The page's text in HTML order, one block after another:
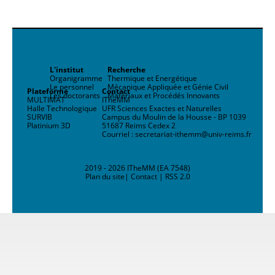
L'institut
Organigramme
Le personnel
Les doctorants
Recherche
Thermique et Energétique
Mécanique Appliquée et Génie Civil
Matériaux et Procédés Innovants
Plateforme
MULTIMAT
Halle Technologique
SURVIB
Platinium 3D
Contact
ITheMM
UFR Sciences Exactes et Naturelles
Campus du Moulin de la Housse - BP 1039
51687 Reims Cedex 2
Courriel : secretariat-ithemm@univ-reims.fr
2019 - 2026 ITheMM (EA 7548)
Plan du site | Contact| RSS 2.0